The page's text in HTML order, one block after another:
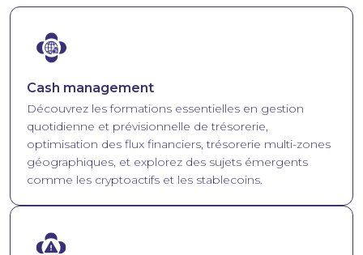
Image
Cash management
Découvrez les formations essentielles en gestion
quotidienne et prévisionnelle de trésorerie,
optimisation des flux financiers, trésorerie multi-zones
géographiques, et explorez des sujets émergents
comme les cryptoactifs et les stablecoins.
Image